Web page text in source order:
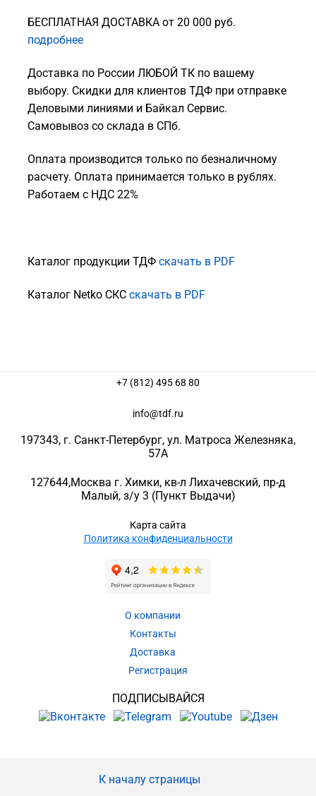
БЕСПЛАТНАЯ ДОСТАВКА от 20 000 руб.
подробнее
Доставка по России ЛЮБОЙ ТК по вашему
выбору. Скидки для клиентов ТДФ при отправке
Деловыми линиями и Байкал Сервис.
Самовывоз со склада в СПб.
Оплата производится только по безналичному
расчету. Оплата принимается только в рублях.
Работаем с НДС 22%
Каталог продукции ТДФ скачать в PDF
Каталог Netko СКС скачать в PDF
+7 (812) 495 68 80
info@tdf.ru
197343, г. Санкт-Петербург, ул. Матроса Железняка,
57A
127644,Москва г. Химки, кв-л Лихачевский, пр-д
Малый, з/у 3 (Пункт Выдачи)
Карта сайта
Политика конфиденциальности
О компании
Контакты
Доставка
Регистрация
ПОДПИСЫВАЙСЯ
К началу страницы